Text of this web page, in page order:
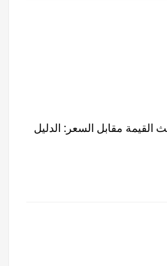
القيمة مقابل السعر: الدليل